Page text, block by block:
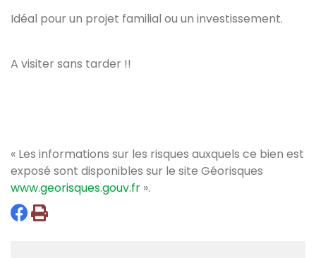
Idéal pour un projet familial ou un investissement.
A visiter sans tarder !!
« Les informations sur les risques auxquels ce bien est
exposé sont disponibles sur le site Géorisques
www.georisques.gouv.fr ».